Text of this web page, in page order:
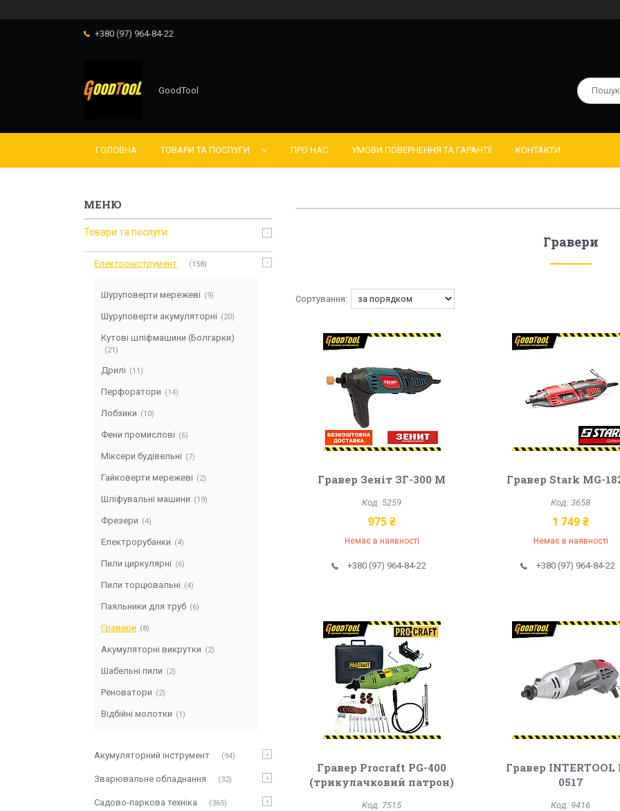
+380 (97) 964-84-22
GoodTool
ГОЛОВНА ТОВАРИ ТА ПОСЛУГИ ПРО НАС УМОВИ ПОВЕРНЕННЯ ТА ГАРАНТІЇ КОНТАКТИ
Гравери
Гравер Зеніт ЗГ-300 М
5259
975 ₴
Немає в наявності
+380 (97) 964-84-22
Гравер Stark MG-
3658
1 749 ₴
Немає в наявності
+380 (97) 964-84-22
Гравер Procraft PG-400
(трикулачковий патрон)
7515
Гравер INTERTOOL
0517
9416
Товари та послуги
Електроінструмент 158
Шуруповерти мережеві 9
Шуруповерти акумуляторні 20
Кутові шліфмашини (Болгарки)
21
Дрилі 11
Перфоратори 14
Лобзики 10
Фени промислові 6
Міксери будівельні 7
Гайковерти мережеві 2
Шліфувальні машини 19
Фрезери 4
Електрорубанки 4
Пили циркулярні 6
Пили торцювальні 4
Паяльники для труб 6
Гравери 8
Акумуляторні викрутки 2
Шабельні пили 2
Реноватори 2
Відбійні молотки 1
Акумуляторний інструмент 94
Зварювальне обладнання 32
Садово-паркова техніка 365